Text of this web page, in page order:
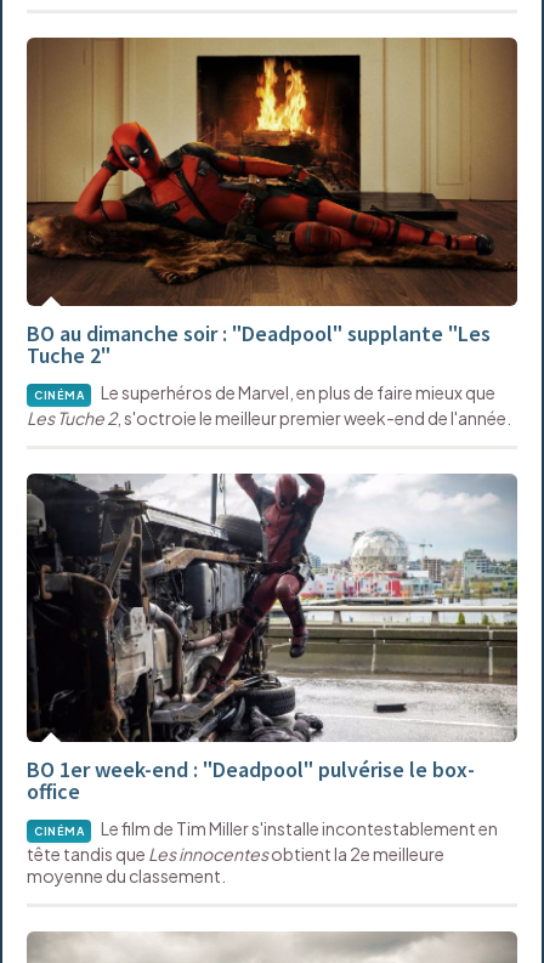
BO au dimanche soir : "Deadpool" supplante "Les
Tuche 2"
CINÉMA
Le superhéros de Marvel, en plus de faire mieux que
Les Tuche 2, s'octroie le meilleur premier week-end de l'année.
BO 1er week-end : "Deadpool" pulvérise le box-
office
CINÉMA
Le film de Tim Miller s'installe incontestablement en
tête tandis que Les innocentesobtient la 2e meilleure
moyenne du classement.